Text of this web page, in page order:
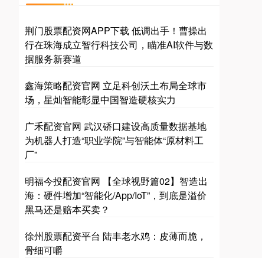
荆门股票配资网APP下载 低调出手！曹操出
行在珠海成立智行科技公司，瞄准AI软件与数
据服务新赛道
鑫海策略配资官网 立足科创沃土布局全球市
场，星灿智能彰显中国智造硬核实力
广禾配资官网 武汉硚口建设高质量数据基地
为机器人打造“职业学院”与智能体“原材料工
厂”
明福今投配资官网 【全球视野篇02】智造出
海：硬件增加“智能化/App/IoT”，到底是溢价
黑马还是赔本买卖？
徐州股票配资平台 陆丰老水鸡：皮薄而脆，
骨细可嚼